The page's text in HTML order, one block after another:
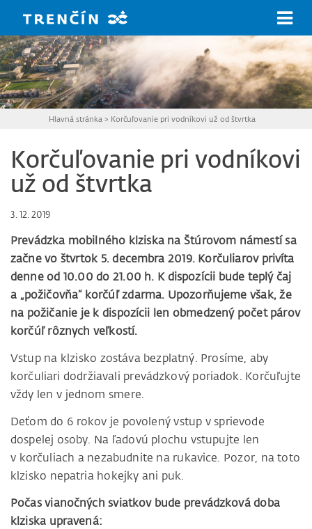
Hlavná stránka > Korčuľovanie pri vodníkovi už od štvrtka
Korčuľovanie pri vodníkovi
už od štvrtka
3. 12. 2019
Prevádzka mobilného klziska na Štúrovom námestí sa
začne vo štvrtok 5. decembra 2019. Korčuliarov privíta
denne od 10.00 do 21.00 h. K dispozícii bude teplý čaj
a „požičovňa“ korčúľ zdarma. Upozorňujeme však, že
na požičanie je k dispozícii len obmedzený počet párov
korčúľ rôznych veľkostí.
Vstup na klzisko zostáva bezplatný. Prosíme, aby
korčuliari dodržiavali prevádzkový poriadok. Korčuľujte
vždy len v jednom smere.
Deťom do 6 rokov je povolený vstup v sprievode
dospelej osoby. Na ľadovú plochu vstupujte len
v korčuliach a nezabudnite na rukavice. Pozor, na toto
klzisko nepatria hokejky ani puk.
Počas vianočných sviatkov bude prevádzková doba
klziska upravená: